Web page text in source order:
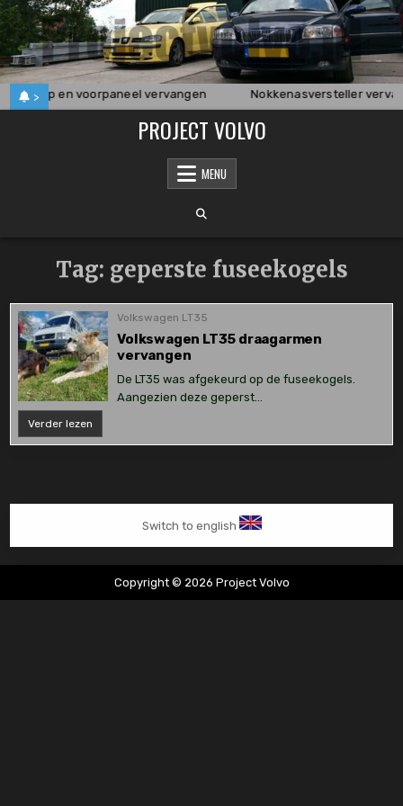
Skip
to
content
> en voorpaneel vervangen Nokkenasversteller
PROJECT VOLVO
MENU
Tag: geperste fuseekogels
Volkswagen LT35
Volkswagen LT35 draagarmen
vervangen
De LT35 was afgekeurd op de fuseekogels.
Aangezien deze geperst…
Verder lezen
LT35
draagarmen
Switch to english
Copyright © 2026 Project Volvo